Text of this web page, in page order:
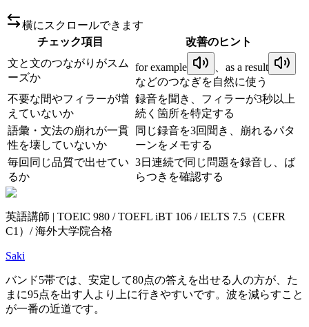
横にスクロールできます
チェック項目
改善のヒント
文と文のつながりがスム
ーズか
for example
as a result
などのつなぎを自然に使う
不要な間やフィラーが増
えていないか
録音を聞き、フィラーが3秒以上
続く箇所を特定する
語彙・文法の崩れが一貫
性を壊していないか
同じ録音を3回聞き、崩れるパタ
ーンをメモする
毎回同じ品質で出せてい
るか
3日連続で同じ問題を録音し、ば
らつきを確認する
英語講師 | TOEIC 980 / TOEFL iBT 106 / IELTS 7.5（CEFR
C1）/ 海外大学院合格
Saki
バンド5帯では、安定して80点の答えを出せる人の方が、た
まに95点を出す人より上に行きやすいです。波を減らすこと
が一番の近道です。